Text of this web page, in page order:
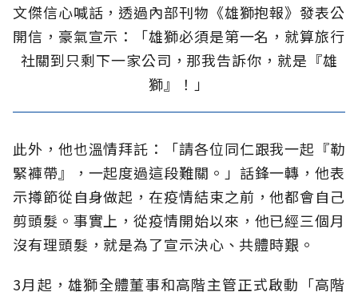
文傑信心喊話，透過內部刊物《雄獅抱報》發表公
開信，豪氣宣示：「雄獅必須是第一名，就算旅行
社關到只剩下一家公司，那我告訴你，就是『雄
獅』！」
此外，他也溫情拜託：「請各位同仁跟我一起『勒
緊褲帶』，一起度過這段難關。」話鋒一轉，他表
示撙節從自身做起，在疫情結束之前，他都會自己
剪頭髮。事實上，從疫情開始以來，他已經三個月
沒有理頭髮，就是為了宣示決心、共體時艱。
3月起，雄獅全體董事和高階主管正式啟動「高階